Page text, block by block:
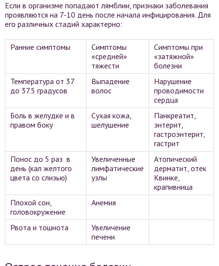
Если в организме попадают лямблии, признаки заболевания
проявляются на 7-10 день после начала инфицирования. Для
его различных стадий характерно:
Ранние симптомы
Симптомы
«средней»
тяжести
Симптомы при
«затяжной»
болезни
Температура от 37
до 37.5 градусов
Выпадение
волос
Нарушение
проводимости
сердца
Боль в желудке и в
правом боку
Сухая кожа,
шелушение
Панкреатит,
энтерит,
гастроэнтерит,
гастрит
Понос до 5 раз в
день (кал желтого
цвета со слизью)
Увеличенные
лимфатические
узлы
Атопический
дерматит, отек
Квинке,
крапивница
Плохой сон,
головокружение
Анемия
Рвота и тошнота
Увеличение
печени